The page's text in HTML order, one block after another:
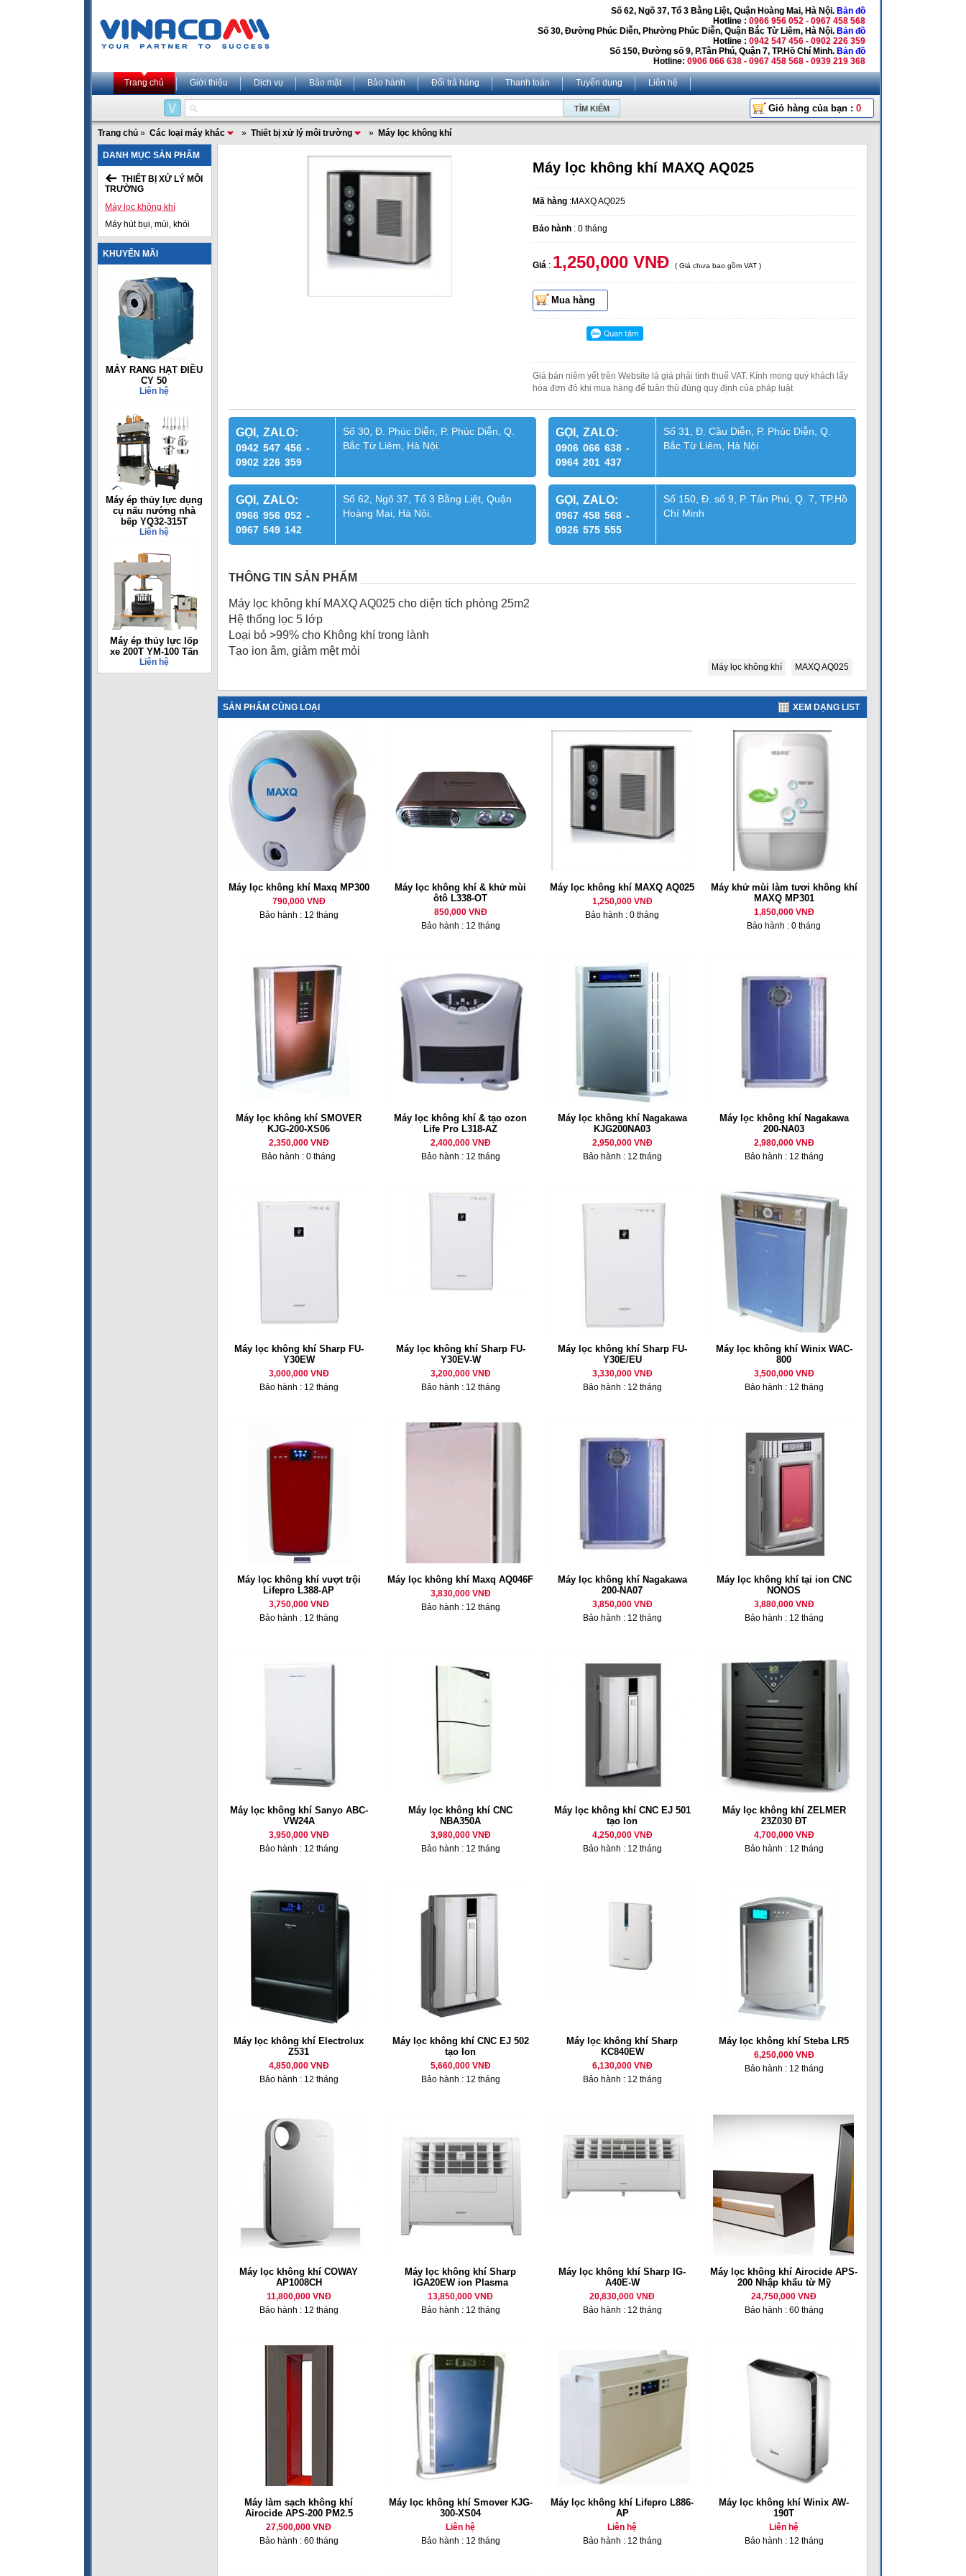
Số 62, Ngõ 37, Tổ 3 Bằng Liệt, Quận Hoàng Mai, Hà Nội. Bản đồ
Hotline : 0966 956 052 - 0967 458 568
Số 30, Đường Phúc Diễn, Phường Phúc Diễn, Quận Bắc Từ Liêm, Hà Nội. Bản đồ
Hotline : 0942 547 456 - 0902 226 359
Số 150, Đường số 9, P.Tân Phú, Quận 7, TP.Hồ Chí Minh. Bản đồ
Hotline: 0906 066 638 - 0967 458 568 - 0939 219 368
Trang chủ Giới thiệu Dịch vụ Bảo mật Bảo hành Đổi trả hàng Thanh toán Tuyển dụng Liên hệ
Giỏ hàng của bạn : 0
Trang chủ » Các loại máy khác » Thiết bị xử lý môi trường » Máy lọc không khí
DANH MỤC SẢN PHẨM
THIẾT BỊ XỬ LÝ MÔI
TRƯỜNG
Máy lọc không khí
Máy hút bụi, mùi, khói
KHUYẾN MÃI
MÁY RANG HẠT ĐIỀU
CY 50
Liên hệ
Máy ép thủy lực dụng
cụ nấu nướng nhà
bếp YQ32-315T
Liên hệ
Máy ép thủy lực lốp
xe 200T YM-100 Tấn
Liên hệ
Máy lọc không khí MAXQ AQ025
Mã hàng :MAXQ AQ025
Bảo hành : 0 tháng
Giá : 1,250,000 VNĐ ( Giá chưa bao gồm VAT )
Mua hàng
Giá bán niêm yết trên Website là giá phải tính thuế VAT. Kính mong quý khách lấy
hóa đơn đỏ khi mua hàng để tuân thủ đúng quy định của pháp luật
GỌI, ZALO:
0942 547 456 -
0902 226 359
Số 30, Đ. Phúc Diễn, P. Phúc Diễn, Q.
Bắc Từ Liêm, Hà Nội.
GỌI, ZALO:
0906 066 638 -
0964 201 437
Số 31, Đ. Cầu Diễn, P. Phúc Diễn, Q.
Bắc Từ Liêm, Hà Nội
GỌI, ZALO:
0966 956 052 -
0967 549 142
Số 62, Ngõ 37, Tổ 3 Bằng Liệt, Quận
Hoàng Mai, Hà Nội.
GỌI, ZALO:
0967 458 568 -
0926 575 555
Số 150, Đ. số 9, P. Tân Phú, Q. 7, TP.Hồ
Chí Minh
THÔNG TIN SẢN PHẨM
Máy lọc không khí MAXQ AQ025 cho diện tích phòng 25m2
Hệ thống lọc 5 lớp
Loại bỏ >99% cho Không khí trong lành
Tạo ion âm, giảm mệt mỏi
Máy lọc không khí MAXQ AQ025
SẢN PHẨM CÙNG LOẠI XEM DẠNG LIST
Máy lọc không khí Maxq MP300
790,000 VNĐ
Bảo hành : 12 tháng
Máy lọc không khí & khử mùi
ôtô L338-OT
850,000 VNĐ
Bảo hành : 12 tháng
Máy lọc không khí MAXQ AQ025
1,250,000 VNĐ
Bảo hành : 0 tháng
Máy khử mùi làm tươi không khí
MAXQ MP301
1,850,000 VNĐ
Bảo hành : 0 tháng
Máy lọc không khí SMOVER
KJG-200-XS06
2,350,000 VNĐ
Bảo hành : 0 tháng
Máy lọc không khí & tạo ozon
Life Pro L318-AZ
2,400,000 VNĐ
Bảo hành : 12 tháng
Máy lọc không khí Nagakawa
KJG200NA03
2,950,000 VNĐ
Bảo hành : 12 tháng
Máy lọc không khí Nagakawa
200-NA03
2,980,000 VNĐ
Bảo hành : 12 tháng
Máy lọc không khí Sharp FU-
Y30EW
3,000,000 VNĐ
Bảo hành : 12 tháng
Máy lọc không khí Sharp FU-
Y30EV-W
3,200,000 VNĐ
Bảo hành : 12 tháng
Máy lọc không khí Sharp FU-
Y30E/EU
3,330,000 VNĐ
Bảo hành : 12 tháng
Máy lọc không khí Winix WAC-
800
3,500,000 VNĐ
Bảo hành : 12 tháng
Máy lọc không khí vượt trội
Lifepro L388-AP
3,750,000 VNĐ
Bảo hành : 12 tháng
Máy lọc không khí Maxq AQ046F
3,830,000 VNĐ
Bảo hành : 12 tháng
Máy lọc không khí Nagakawa
200-NA07
3,850,000 VNĐ
Bảo hành : 12 tháng
Máy lọc không khí tại ion CNC
NONOS
3,880,000 VNĐ
Bảo hành : 12 tháng
Máy lọc không khí Sanyo ABC-
VW24A
3,950,000 VNĐ
Bảo hành : 12 tháng
Máy lọc không khí CNC
NBA350A
3,980,000 VNĐ
Bảo hành : 12 tháng
Máy lọc không khí CNC EJ 501
tạo Ion
4,250,000 VNĐ
Bảo hành : 12 tháng
Máy lọc không khí ZELMER
23Z030 ĐT
4,700,000 VNĐ
Bảo hành : 12 tháng
Máy lọc không khí Electrolux
Z531
4,850,000 VNĐ
Bảo hành : 12 tháng
Máy lọc không khí CNC EJ 502
tạo Ion
5,660,000 VNĐ
Bảo hành : 12 tháng
Máy lọc không khí Sharp
KC840EW
6,130,000 VNĐ
Bảo hành : 12 tháng
Máy lọc không khí Steba LR5
6,250,000 VNĐ
Bảo hành : 12 tháng
Máy lọc không khí COWAY
AP1008CH
11,800,000 VNĐ
Bảo hành : 12 tháng
Máy lọc không khí Sharp
IGA20EW ion Plasma
13,850,000 VNĐ
Bảo hành : 12 tháng
Máy lọc không khí Sharp IG-
A40E-W
20,830,000 VNĐ
Bảo hành : 12 tháng
Máy lọc không khí Airocide APS-
200 Nhập khẩu từ Mỹ
24,750,000 VNĐ
Bảo hành : 60 tháng
Máy làm sạch không khí
Airocide APS-200 PM2.5
27,500,000 VNĐ
Bảo hành : 60 tháng
Máy lọc không khí Smover KJG-
300-XS04
Liên hệ
Bảo hành : 12 tháng
Máy lọc không khí Lifepro L886-
AP
Liên hệ
Bảo hành : 12 tháng
Máy lọc không khí Winix AW-
190T
Liên hệ
Bảo hành : 12 tháng